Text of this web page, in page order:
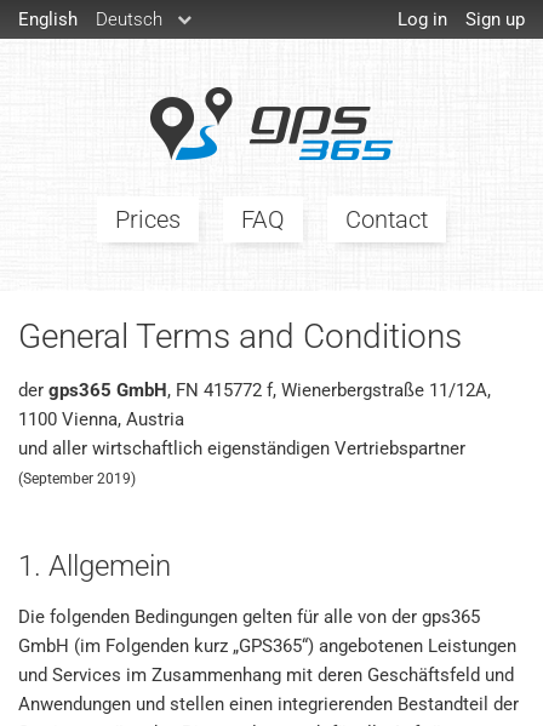
Log in Sign up
English Deutsch
Prices FAQ Contact
General Terms and Conditions
der gps365 GmbH, FN 415772 f, Wienerbergstraße 11/12A,
1100 Vienna, Austria
und aller wirtschaftlich eigenständigen Vertriebspartner
(September 2019)
1. Allgemein
Die folgenden Bedingungen gelten für alle von der gps365
GmbH (im Folgenden kurz „GPS365“) angebotenen Leistungen
und Services im Zusammenhang mit deren Geschäftsfeld und
Anwendungen und stellen einen integrierenden Bestandteil der